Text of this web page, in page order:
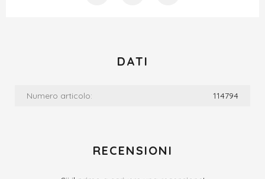
DATI
Numero articolo: 114794
RECENSIONI